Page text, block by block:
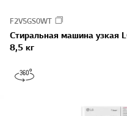
F2V5GS0WT
Стиральная машина узкая
8,5 кг